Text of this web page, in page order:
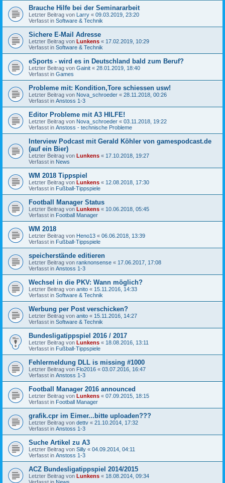
Brauche Hilfe bei der Seminararbeit
Letzter Beitrag von Larry « 09.03.2019, 23:20
Verfasst in Software & Technik
Sichere E-Mail Adresse
Letzter Beitrag von Lunkens « 17.02.2019, 10:29
Verfasst in Software & Technik
eSports - wird es in Deutschland bald zum Beruf?
Letzter Beitrag von Gainit « 28.01.2019, 18:40
Verfasst in Games
Probleme mit: Kondition,Tore schiessen usw!
Letzter Beitrag von Nova_schroeder « 28.11.2018, 00:26
Verfasst in Anstoss 1-3
Editor Probleme mit A3 HILFE!
Letzter Beitrag von Nova_schroeder « 03.11.2018, 19:22
Verfasst in Anstoss - technische Probleme
Interview Podcast mit Gerald Köhler von gamespodcast.de
(auf ein Bier)
Letzter Beitrag von Lunkens « 17.10.2018, 19:27
Verfasst in News
WM 2018 Tippspiel
Letzter Beitrag von Lunkens « 12.08.2018, 17:30
Verfasst in Fußball-Tippspiele
Football Manager Status
Letzter Beitrag von Lunkens « 10.06.2018, 05:45
Verfasst in Football Manager
WM 2018
Letzter Beitrag von Heno13 « 06.06.2018, 13:39
Verfasst in Fußball-Tippspiele
speicherstände editieren
Letzter Beitrag von ranknonsense « 17.06.2017, 17:08
Verfasst in Anstoss 1-3
Wechsel in die PKV: Wann möglich?
Letzter Beitrag von anito « 15.11.2016, 14:33
Verfasst in Software & Technik
Werbung per Post verschicken?
Letzter Beitrag von anito « 15.11.2016, 14:27
Verfasst in Software & Technik
Bundesligatippspiel 2016 / 2017
Letzter Beitrag von Lunkens « 18.08.2016, 13:11
Verfasst in Fußball-Tippspiele
Fehlermeldung DLL is missing #1000
Letzter Beitrag von Flo2016 « 03.07.2016, 16:47
Verfasst in Anstoss 1-3
Football Manager 2016 announced
Letzter Beitrag von Lunkens « 07.09.2015, 18:15
Verfasst in Football Manager
grafik.cpr im Eimer...bitte uploaden???
Letzter Beitrag von dettv « 21.10.2014, 17:32
Verfasst in Anstoss 1-3
Suche Artikel zu A3
Letzter Beitrag von Silly « 04.09.2014, 04:11
Verfasst in Anstoss 1-3
ACZ Bundesligatippspiel 2014/2015
Letzter Beitrag von Lunkens « 18.08.2014, 09:34
Verfasst in News